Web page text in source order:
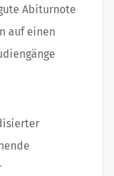
Abiturnote
auf einen